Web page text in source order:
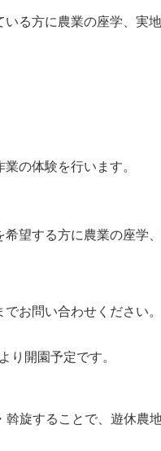
方に農業の座学、実地
の体験を行います。
する方に農業の座学、
お問い合わせください。
り開園予定です。
旋することで、遊休農